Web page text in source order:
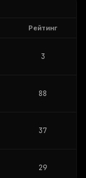
Рейтинг
3
88
37
29